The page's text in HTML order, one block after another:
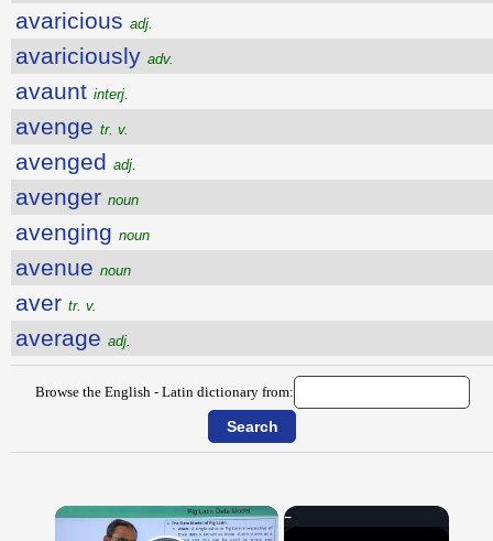
avaricious adj.
avariciously adv.
avaunt interj.
avenge tr. v.
avenged adj.
avenger noun
avenging noun
avenue noun
aver tr. v.
average adj.
Browse the English - Latin dictionary from:
×